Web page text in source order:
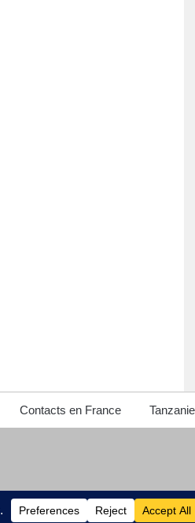
Contacts en France Tanzanie